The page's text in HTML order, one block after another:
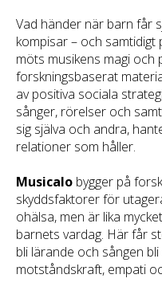
Vad händer när barn får
kompisar – och samtidigt
möts musikens magi och
forskningsbaserat
av positiva sociala
sånger, rörelser och
sig själva och andra,
relationer som håller.
Musicalo bygger på
skyddsfaktorer för
ohälsa, men är lika
barnets vardag. Här får
bli lärande och sången
motståndskraft, empati